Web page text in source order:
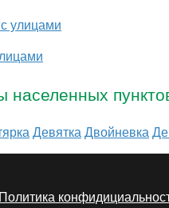
улицами
населенных
ДевяткаДвойневка
Политика